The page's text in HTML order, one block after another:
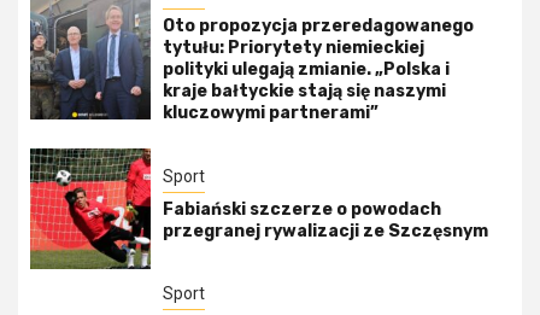
Oto propozycja przeredagowanego
tytułu: Priorytety niemieckiej
polityki ulegają zmianie. „Polska i
kraje bałtyckie stają się naszymi
kluczowymi partnerami”
Sport
Fabiański szczerze o powodach
przegranej rywalizacji ze Szczęsnym
Sport